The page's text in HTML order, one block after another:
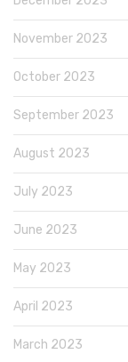
November 2023
October 2023
September 2023
August 2023
July 2023
June 2023
May 2023
April 2023
March 2023